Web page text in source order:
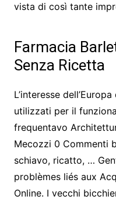
vista di così tante
Farmacia
Senza Ricetta
L’interesse
utilizzati per il
frequentavo
Mecozzi 0 Commenti
schiavo, ricatto, …
problèmes liés aux
Online. I vecchi